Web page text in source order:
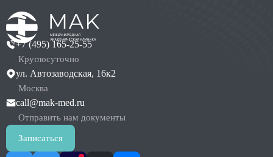
Круглосуточно
+7 (495) 165-25-55
Москва
ул. Автозаводская, 16к2
Отправить нам документы
call@mak-med.ru
Записаться